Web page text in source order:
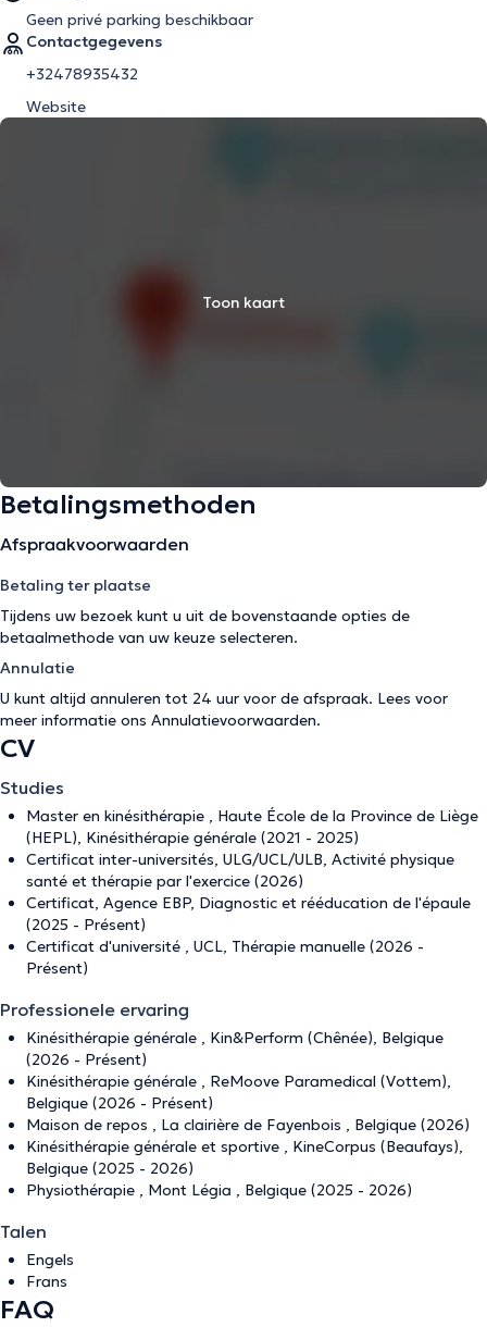
Geen privé parking beschikbaar
Contactgegevens
+32478935432
Website
Toon kaart
Betalingsmethoden
Afspraakvoorwaarden
Betaling ter plaatse
Tijdens uw bezoek kunt u uit de bovenstaande opties de
betaalmethode van uw keuze selecteren.
Annulatie
U kunt altijd annuleren tot 24 uur voor de afspraak. Lees voor
meer informatie ons Annulatievoorwaarden.
CV
Studies
Master en kinésithérapie , Haute École de la Province de Liège
(HEPL), Kinésithérapie générale (2021 - 2025)
Certificat inter-universités, ULG/UCL/ULB, Activité physique
santé et thérapie par l'exercice (2026)
Certificat, Agence EBP, Diagnostic et rééducation de l'épaule
(2025 - Présent)
Certificat d'université , UCL, Thérapie manuelle (2026 -
Présent)
Professionele ervaring
Kinésithérapie générale , Kin&Perform (Chênée), Belgique
(2026 - Présent)
Kinésithérapie générale , ReMoove Paramedical (Vottem),
Belgique (2026 - Présent)
Maison de repos , La clairière de Fayenbois , Belgique (2026)
Kinésithérapie générale et sportive , KineCorpus (Beaufays),
Belgique (2025 - 2026)
Physiothérapie , Mont Légia , Belgique (2025 - 2026)
Talen
Engels
Frans
FAQ